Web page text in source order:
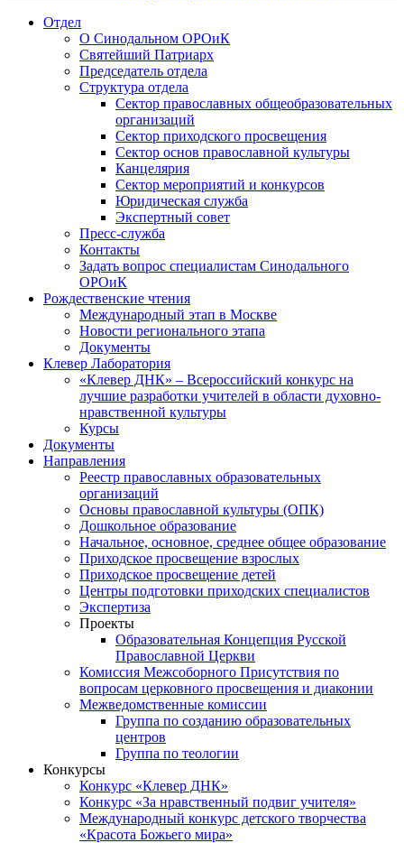
Отдел
О Синодальном ОРОиК
Святейший Патриарх
Председатель отдела
Структура отдела
Сектор православных общеобразовательных
организаций
Сектор приходского просвещения
Сектор основ православной культуры
Канцелярия
Сектор мероприятий и конкурсов
Юридическая служба
Экспертный совет
Пресс-служба
Контакты
Задать вопрос специалистам Синодального
ОРОиК
Рождественские чтения
Международный этап в Москве
Новости регионального этапа
Документы
Клевер Лаборатория
«Клевер ДНК» – Всероссийский конкурс на
лучшие разработки учителей в области духовно-
нравственной культуры
Курсы
Документы
Направления
Реестр православных образовательных
организаций
Основы православной культуры (ОПК)
Дошкольное образование
Начальное, основное, среднее общее образование
Приходское просвещение взрослых
Приходское просвещение детей
Центры подготовки приходских специалистов
Экспертиза
Проекты
Образовательная Концепция Русской
Православной Церкви
Комиссия Межсоборного Присутствия по
вопросам церковного просвещения и диаконии
Межведомственные комиссии
Группа по созданию образовательных
центров
Группа по теологии
Конкурсы
Конкурс «Клевер ДНК»
Конкурс «За нравственный подвиг учителя»
Международный конкурс детского творчества
«Красота Божьего мира»